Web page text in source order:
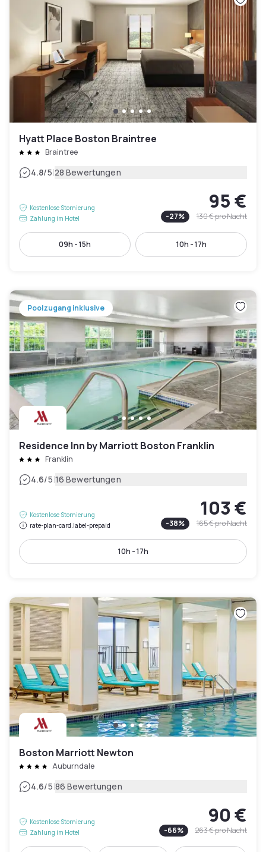
Hyatt Place Boston Braintree
Braintree
4.8/5|28 Bewertungen
Kostenlose Stornierung
Zahlung im Hotel
95 €
-27% 130 €pro Nacht
09h - 15h 10h - 17h
Poolzugang inklusive
Residence Inn by Marriott Boston Franklin
Franklin
4.6/5|16 Bewertungen
Kostenlose Stornierung
rate-plan-card.label-prepaid
103 €
-38% 165 €pro Nacht
10h - 17h
Boston Marriott Newton
Auburndale
4.6/5|86 Bewertungen
Kostenlose Stornierung
Zahlung im Hotel
90 €
-66% 263 €pro Nacht